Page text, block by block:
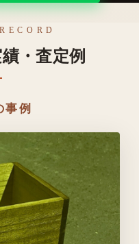
・査定例
事例